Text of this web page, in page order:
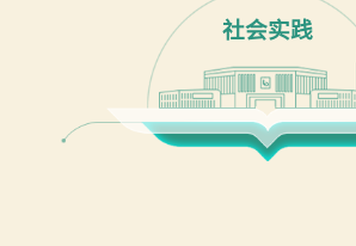
社会实践